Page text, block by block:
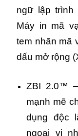
ngữ lập
Máy in mã
tem nhãn mã
dấu mở rộng
ZBI 2.0™
mạnh mẽ
dụng độc
ngoại vi